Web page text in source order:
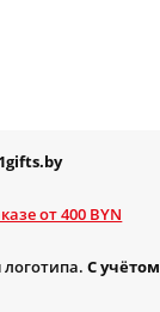
от 400 BYN
логотипа. С учётом